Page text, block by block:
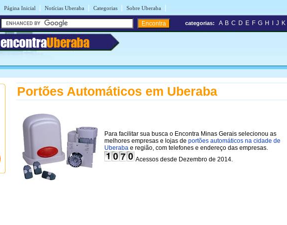
Página Inicial | Notícias Uberaba | Categorias | Sobre Uberaba |
encontraUberaba
categorias: A B C D E F G H J K
Portões Automáticos em Uberaba
Para facilitar sua busca o Encontra Minas Gerais selecionou as
melhores empresas e lojas de portões automáticos na cidade de
Uberaba e região, com telefones e endereço das empresas.
Acessos desde Dezembro de 2014.